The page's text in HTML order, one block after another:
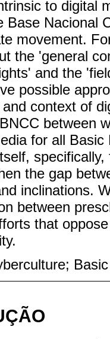
to digital
Base Nacional
movement.
the 'general
and the
possible
context of
between
for all
the gap
inclinations.
between
that